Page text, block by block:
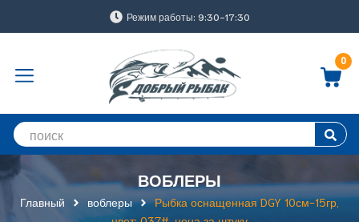
Режим работы: 9:30-17:30
0
ВОБЛЕРЫ
Главный воблеры
Рыбка оснащенная DGY 10см-15гр,